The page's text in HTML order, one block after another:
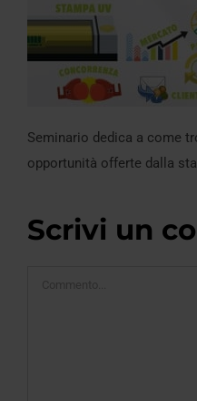
Seminario dedica a come
opportunità offerte dalla
Scrivi un